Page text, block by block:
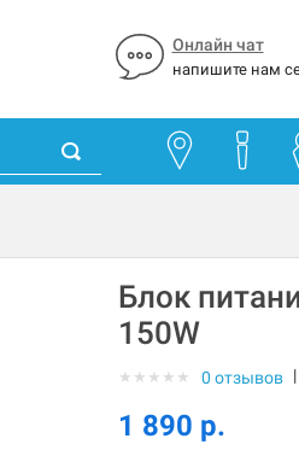
Онлайн чат
напишите нам
Блок
150W
★ ★ ★ ★ ★ 0 отзывов |
1 890 р.